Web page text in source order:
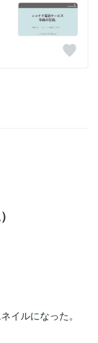
イルになった。